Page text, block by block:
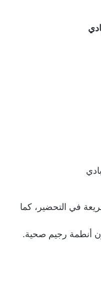
في التحضير، كما
أنطمة رجيم صحية.